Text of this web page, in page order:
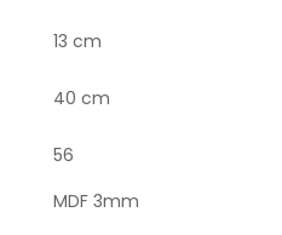
13 cm
40 cm
56
MDF 3mm